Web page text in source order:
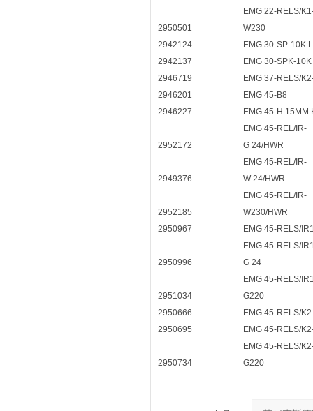
2950501
EMG 22-RELS/
W230
2942124
EMG 30-SP-10K
2942137
EMG 30-SPK-
2946719
EMG 37-RELS/
2946201
EMG 45-B8
2946227
EMG 45-H 15MM
2952172
EMG 45-REL/IR-
G 24/HWR
2949376
EMG 45-REL/IR-
W 24/HWR
2952185
EMG 45-REL/IR-
W230/HWR
2950967
EMG 45-RELS/
2950996
EMG 45-RELS/
G 24
2951034
EMG 45-RELS/
G220
2950666
EMG 45-RELS/K2
2950695
EMG 45-RELS/
2950734
EMG 45-RELS/
G220